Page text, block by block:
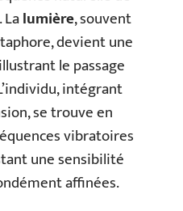
lumière, souvent
devient une
le passage
intégrant
se trouve en
vibratoires
une sensibilité
affinées.